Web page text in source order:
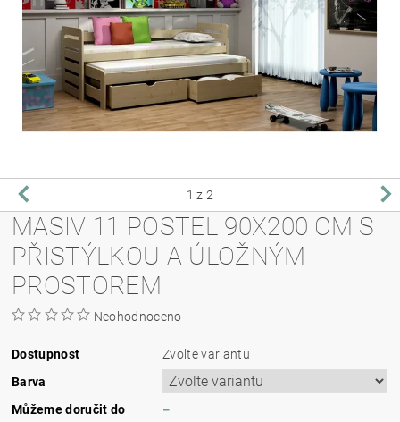
1 z 2
MASIV 11 POSTEL 90X200 CM S
PŘISTÝLKOU A ÚLOŽNÝM
PROSTOREM
Neohodnoceno
Dostupnost
Zvolte variantu
Barva
Můžeme doručit do
–